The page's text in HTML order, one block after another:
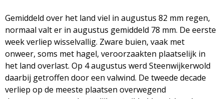
Gemiddeld over het land viel in augustus 82 mm regen,
normaal valt er in augustus gemiddeld 78 mm. De eerste
week verliep wisselvallig. Zware buien, vaak met
onweer, soms met hagel, veroorzaakten plaatselijk in
het land overlast. Op 4 augustus werd Steenwijkerwold
daarbij getroffen door een valwind. De tweede decade
verliep op de meeste plaatsen overwegend